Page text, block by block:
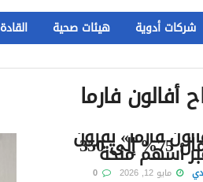
شركات أدوية هيئات صحية القادة
أفالون فارما
فارما» يقرون
زيادة رأس المال 75% إلى 350أسهم منحة
مايو 12, 2026